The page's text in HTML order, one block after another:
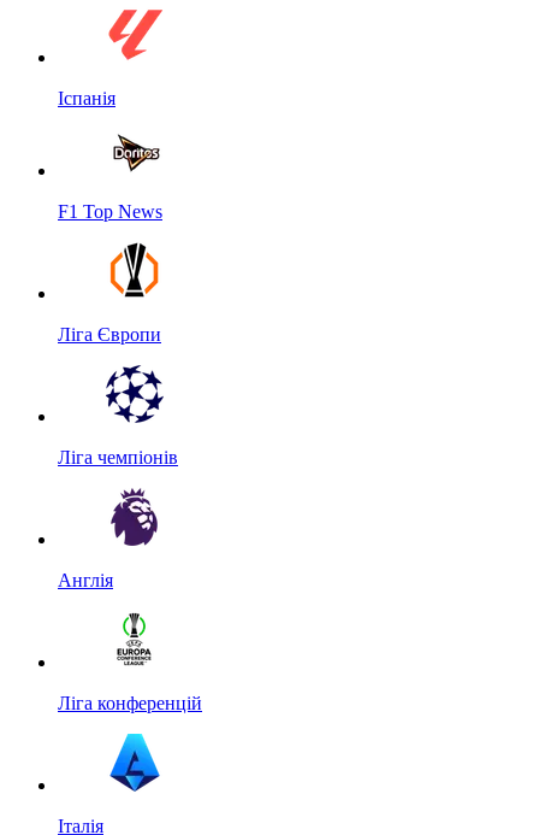
Іспанія
F1 Top News
Ліга Європи
Ліга чемпіонів
Англія
Ліга конференцій
Італія